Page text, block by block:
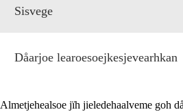
Sisvege
Dåarjoe learoesoejkesjevearhkan
Almetjehealsoe jïh jieledehaalveme goh